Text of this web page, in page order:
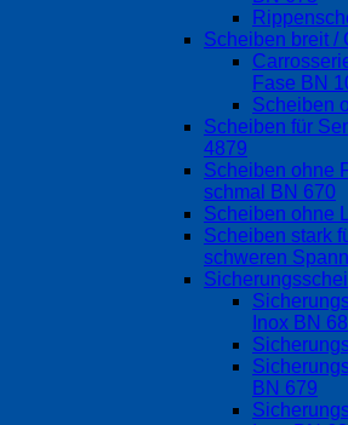
Scheiben breit /
Fase BN
Scheiben
Scheiben für
4879
Scheiben ohne
schmal BN 670
Scheiben ohne
Scheiben stark
schweren
Inox BN
BN 679